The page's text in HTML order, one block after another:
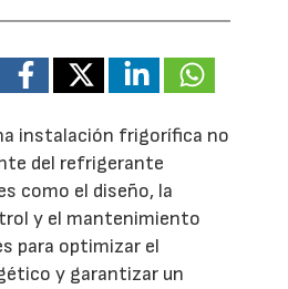
instalación frigorífica no
del refrigerante
como el diseño, la
y el mantenimiento
para optimizar el
y garantizar un